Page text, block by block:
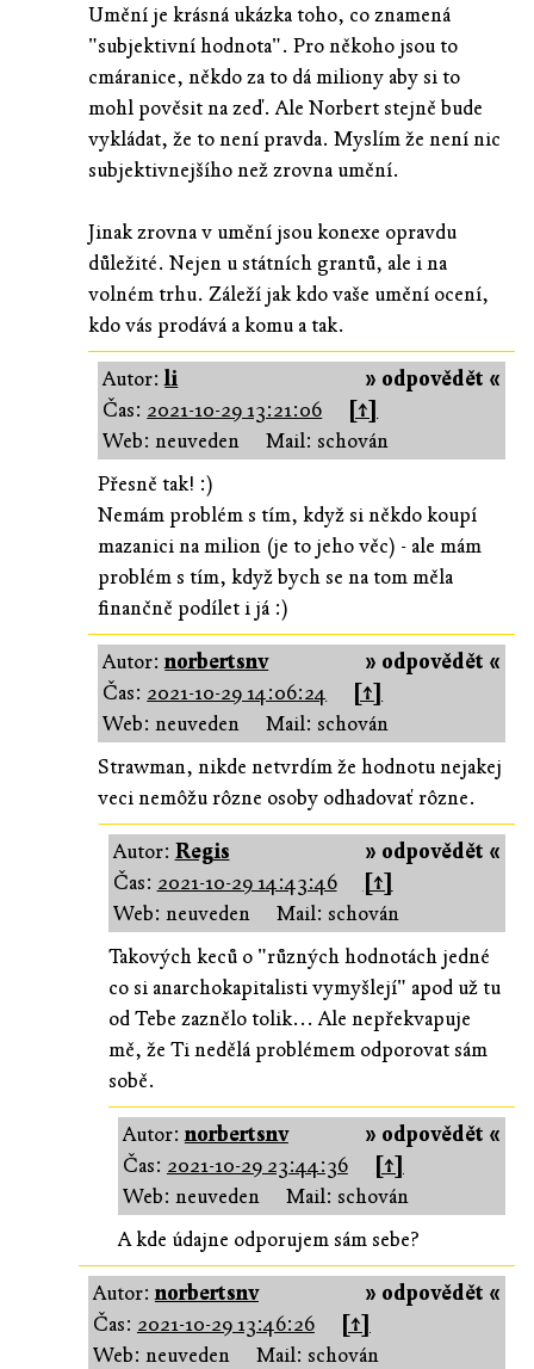
Umění je krásná ukázka toho, co znamená
"subjektivní hodnota". Pro někoho jsou to
cmáranice, někdo za to dá miliony aby si to
mohl pověsit na zeď. Ale Norbert stejně bude
vykládat, že to není pravda. Myslím že není nic
subjektivnejšího než zrovna umění.
Jinak zrovna v umění jsou konexe opravdu
důležité. Nejen u státních grantů, ale i na
volném trhu. Záleží jak kdo vaše umění ocení,
kdo vás prodává a komu a tak.
» odpovědět «
Autor:li
Čas: 2021-10-29 13:21:06
[↑]
Web: neuveden
Mail: schován
Přesně tak! :)
Nemám problém s tím, když si někdo koupí
mazanici na milion (je to jeho věc) - ale mám
problém s tím, když bych se na tom měla
finančně podílet i já :)
» odpovědět «
Autor:norbertsnv
Čas: 2021-10-29 14:06:24
[↑]
Web: neuveden
Mail: schován
Strawman, nikde netvrdím že hodnotu nejakej
veci nemôžu rôzne osoby odhadovať rôzne.
» odpovědět «
Autor: Regis
Čas: 2021-10-29 14:43:46
[↑]
Web: neuveden
Mail: schován
Takových keců o "různých hodnotách jedné
co si anarchokapitalisti vymyšlejí" apod už tu
od Tebe zaznělo tolik... Ale nepřekvapuje
mě, že Ti nedělá problémem odporovat sám
sobě.
» odpovědět «
Autor:norbertsnv
Čas: 2021-10-29 23:44:36
[↑]
Web: neuveden
Mail: schován
A kde údajne odporujem sám sebe?
» odpovědět «
Autor:norbertsnv
Čas: 2021-10-29 13:46:26
[↑]
Web: neuveden
Mail: schován